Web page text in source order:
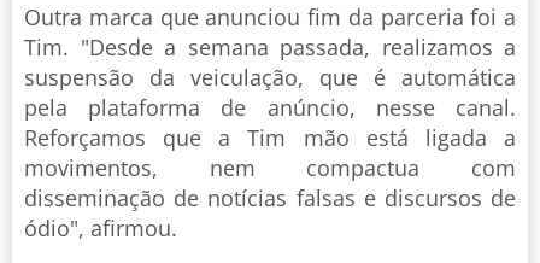
Outra marca que anunciou fim da parceria foi a
Tim. "Desde a semana passada, realizamos a
suspensão da veiculação, que é automática
pela plataforma de anúncio, nesse canal.
Reforçamos que a Tim mão está ligada a
movimentos, nem compactua com
disseminação de notícias falsas e discursos de
ódio", afirmou.